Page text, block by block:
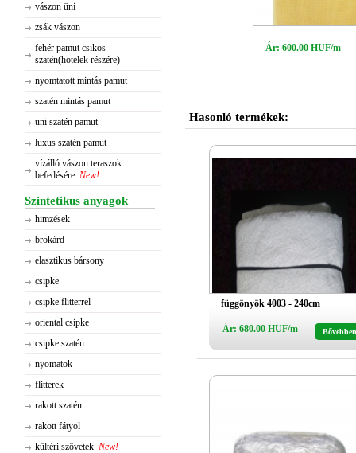
vászon üni
zsák vászon
fehér pamut csikos
szatén(hotelek részére)
nyomtatott mintás pamut
szatén mintás pamut
uni szatén pamut
luxus szatén pamut
vízálló vászon teraszok
befedésére New!
Szintetikus anyagok
himzések
brokárd
elasztikus bársony
csipke
csipke flitterrel
oriental csipke
csipke szatén
nyomatok
flitterek
rakott szatén
rakott fátyol
kültéri szövetek New!
Ár: 600.00 HUF/m
Hasonló termékek:
függönyök 4003 - 240cm
Ár: 680.00 HUF/m Bővebben